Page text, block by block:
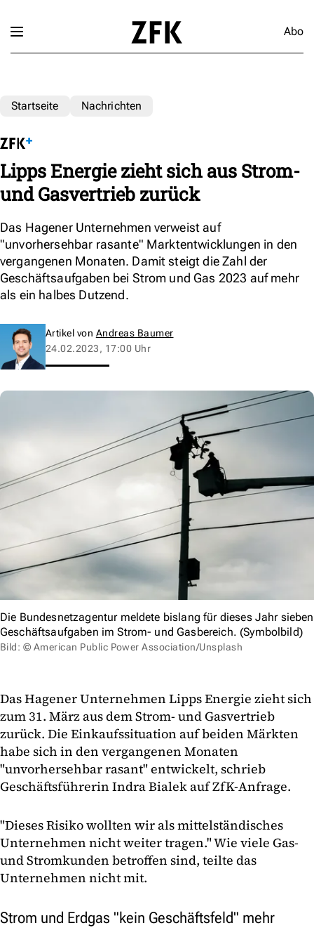
Abo
Startseite Nachrichten
Lipps Energie zieht sich aus Strom-
und Gasvertrieb zurück
Das Hagener Unternehmen verweist auf
"unvorhersehbar rasante" Marktentwicklungen in den
vergangenen Monaten. Damit steigt die Zahl der
Geschäftsaufgaben bei Strom und Gas 2023 auf mehr
als ein halbes Dutzend.
Artikel von Andreas Baumer
24.02.2023, 17:00 Uhr
Die Bundesnetzagentur meldete bislang für dieses Jahr sieben
Geschäftsaufgaben im Strom- und Gasbereich. (Symbolbild)
Bild: © American Public Power Association/Unsplash
Das Hagener Unternehmen Lipps Energie zieht sich
zum 31. März aus dem Strom- und Gasvertrieb
zurück. Die Einkaufssituation auf beiden Märkten
habe sich in den vergangenen Monaten
"unvorhersehbar rasant" entwickelt, schrieb
Geschäftsführerin Indra Bialek auf ZfK-Anfrage.
"Dieses Risiko wollten wir als mittelständisches
Unternehmen nicht weiter tragen." Wie viele Gas-
und Stromkunden betroffen sind, teilte das
Unternehmen nicht mit.
Strom und Erdgas "kein Geschäftsfeld" mehr